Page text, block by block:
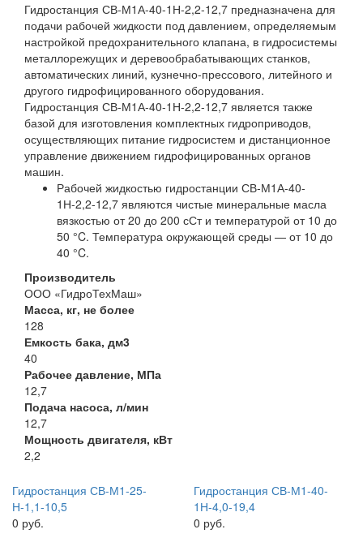
Гидростанция СВ-М1А-40-1Н-2,2-12,7 предназначена для
подачи рабочей жидкости под давлением, определяемым
настройкой предохранительного клапана, в гидросистемы
металлорежущих и деревообрабатывающих станков,
автоматических линий, кузнечно-прессового, литейного и
другого гидрофицированного оборудования.
Гидростанция СВ-М1А-40-1Н-2,2-12,7 является также
базой для изготовления комплектных гидроприводов,
осуществляющих питание гидросистем и дистанционное
управление движением гидрофицированных органов
машин.
Рабочей жидкостью гидростанции СВ-М1А-40-
1Н-2,2-12,7 являются чистые минеральные масла
вязкостью от 20 до 200 сСт и температурой от 10 до
50 °C. Температура окружающей среды — от 10 до
40 °C.
Производитель
ООО «ГидроТехМаш»
Масса, кг, не более
128
Емкость бака, дм3
40
Рабочее давление, МПа
12,7
Подача насоса, л/мин
12,7
Мощность двигателя, кВт
2,2
Гидростанция СВ-М1-25-
Н-1,1-10,5
0 руб.
Гидростанция СВ-М1-40-
1Н-4,0-19,4
0 руб.